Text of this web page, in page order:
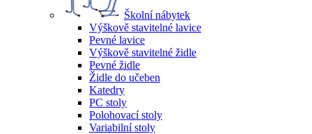
Školní nábytek
Výškově stavitelné lavice
Pevné lavice
Výškově stavitelné židle
Pevné židle
Židle do učeben
Katedry
PC stoly
Polohovací stoly
Variabilní stoly